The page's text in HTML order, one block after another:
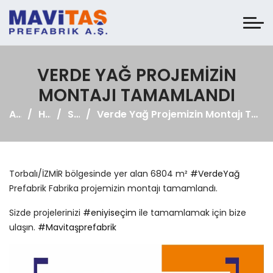
VERDE YAĞ PROJEMIZIN
MONTAJI TAMAMLANDI
Anasayfa Haberler Sosyal Medya Verde Yağ Projemizin Montajı Tamamlandı
Torbalı/İZMİR bölgesinde yer alan 6804 m² #VerdeYağ
Prefabrik Fabrika projemizin montajı tamamlandı.
Sizde projelerinizi #eniyiseçim ile tamamlamak için bize
ulaşın. #Mavitaşprefabrik